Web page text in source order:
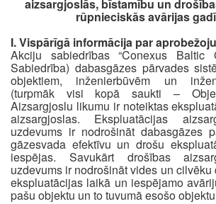
aizsargjoslās, bīstamību un
rūpnieciskās avārijas
I. Vispārīgā informācija par
Akciju sabiedrības “Conexus Baltic
Sabiedrība) dabasgāzes pārvades
objektiem, inženierbūvēm un
(turpmāk visi kopā saukti –
Aizsargjoslu likumu ir noteiktas
aizsargjoslas. Ekspluatācijas
uzdevums ir nodrošināt dabasgāzes
gāzesvada efektīvu un drošu
iespējas. Savukārt drošības
uzdevums ir nodrošināt vides un
ekspluatācijas laikā un iespējamo
pašu objektu un to tuvumā esošo